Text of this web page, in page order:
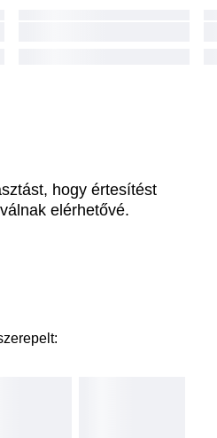
hogy értesítést
elérhetővé.